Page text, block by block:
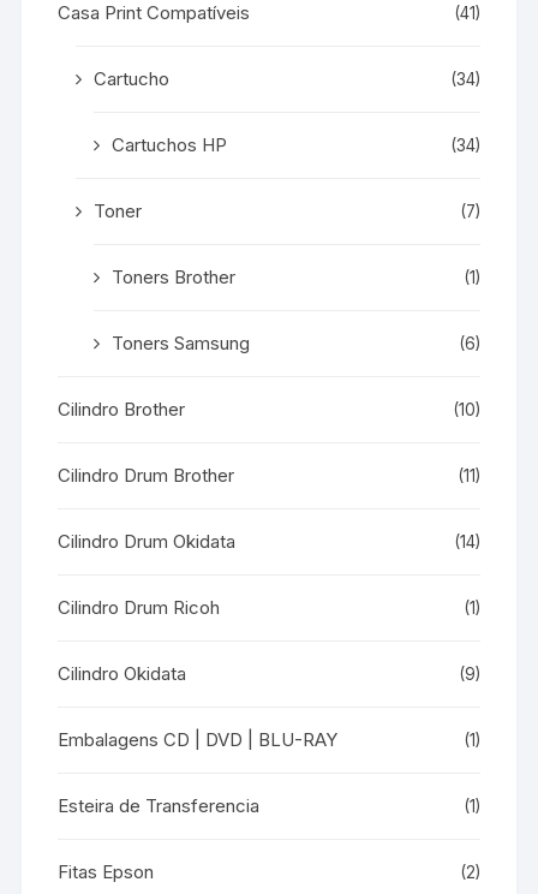
Casa Print Compatíveis (41)
Cartucho (34)
Cartuchos HP (34)
Toner (7)
Toners Brother (1)
Toners Samsung (6)
Cilindro Brother (10)
Cilindro Drum Brother (11)
Cilindro Drum Okidata (14)
Cilindro Drum Ricoh (1)
Cilindro Okidata (9)
Embalagens CD | DVD | BLU-RAY (1)
Esteira de Transferencia (1)
Fitas Epson (2)